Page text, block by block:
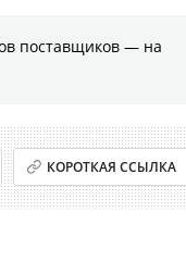
поставщиков ― на
КОРОТКАЯ ССЫЛКА